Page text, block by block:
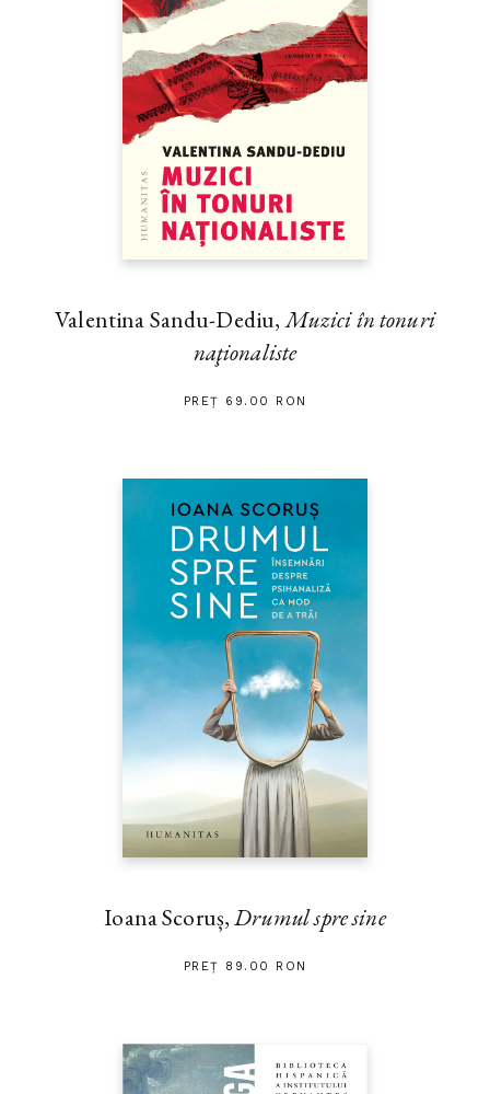
Valentina Sandu-Dediu,Muzici în tonuri
naţionaliste
PREȚ 69.00 RON
Ioana Scoruș,Drumul spre sine
PREȚ 89.00 RON